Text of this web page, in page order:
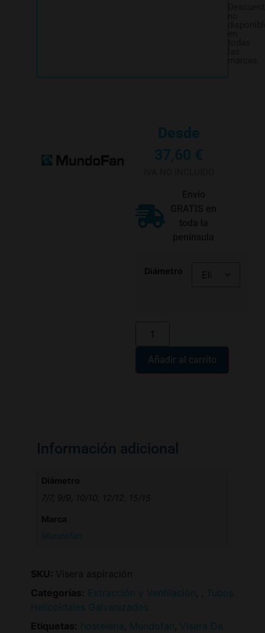
Desde
37,60 €
Añadir al carrito
Información adicional
Mundofan
SKU: Visera aspiración
Categorías: Extracción y Ventilación
Tubos
Helicoidales Galvanizados
Etiquetas: hosteleria Mundofan Visera De